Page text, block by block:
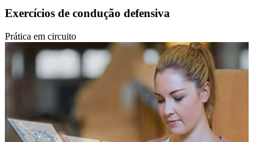
Exercícios de condução defensiva
Prática em circuito